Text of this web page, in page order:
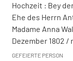
Hochzeit : Bey
Ehe des Herrn
Madame Anna
Dezember 1802 /
GEFEIERTE PERSON